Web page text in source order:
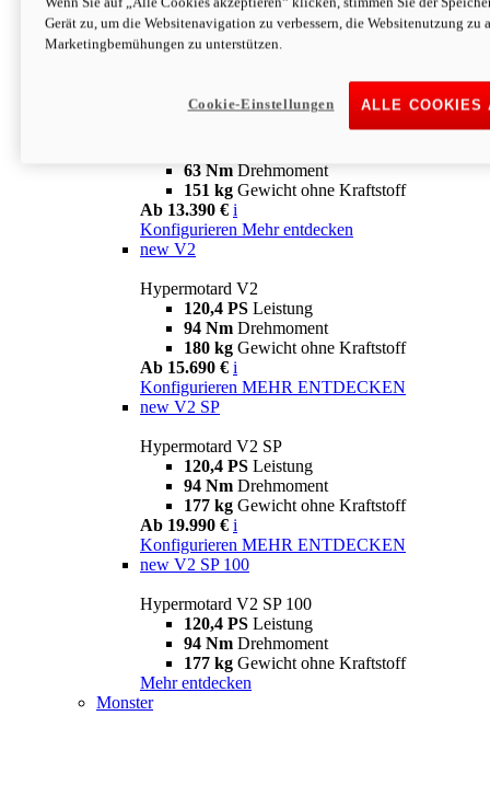
63 NmDrehmoment
151 kgGewicht ohne Kraftstoff
Ab 13.890 € i
63 Nm Drehmoment
151 kg Gewicht ohne Kraftstoff
Ab 13.390 € i
Konfigurieren Mehr entdecken
new V2
Hypermotard V2
120,4 PS Leistung
94 Nm Drehmoment
180 kg Gewicht ohne Kraftstoff
Ab 15.690 € i
Konfigurieren MEHR ENTDECKEN
new V2 SP
Hypermotard V2 SP
120,4 PS Leistung
94 Nm Drehmoment
177 kg Gewicht ohne Kraftstoff
Ab 19.990 € i
Konfigurieren MEHR ENTDECKEN
new V2 SP 100
Hypermotard V2 SP 100
120,4 PS Leistung
94 Nm Drehmoment
177 kg Gewicht ohne Kraftstoff
Mehr entdecken
Monster
Gerät zu, um die Websitenavigation zu verbessern, die Websitenutzung zu
Marketingbemühungen zu unterstützen.
ALLE COOKIES
Cookie-Einstellungen